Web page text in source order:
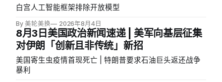
白宫人工智能框架排除开放模型
By 美轮美换 2026年8月4日
8月3日美国政治新闻速递 | 美军向基层征集
对伊朗「创新且非传统」新招
美国寄生虫疫情首现死亡 | 特朗普要求石油巨头返还战争
暴利